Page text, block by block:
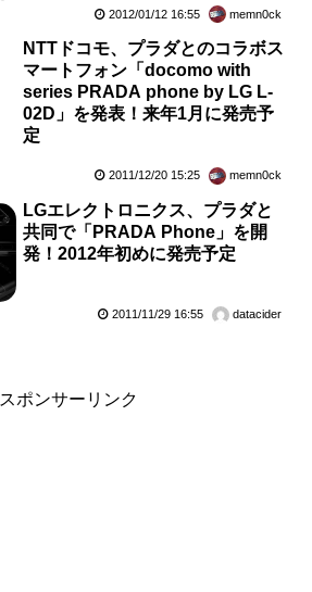
2012/01/12 16:55 memn0ck
NTTドコモ、プラダとのコラボス
マートフォン「docomo with
series PRADA phone by LG L-
02D」を発表！来年1月に発売予
定
2011/12/20 15:25 memn0ck
LGエレクトロニクス、プラダと
共同で「PRADA Phone」を開
発！2012年初めに発売予定
2011/11/29 16:55 datacider
スポンサーリンク